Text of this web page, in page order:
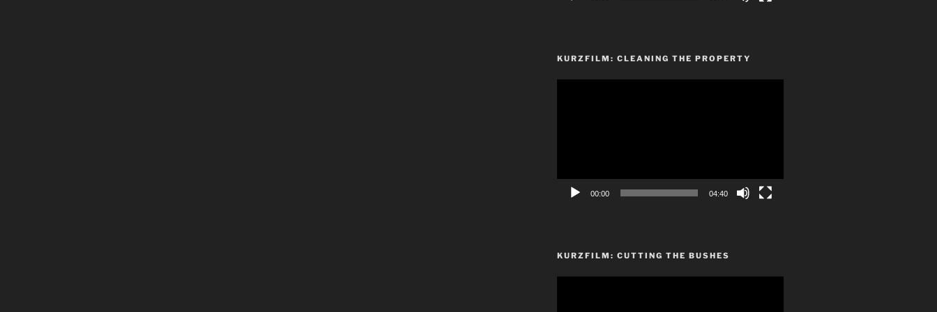
KURZFILM: CLEANING THE PROPERTY
00:00 04:40
KURZFILM: CUTTING THE BUSHES